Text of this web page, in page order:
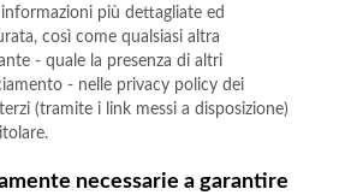
più dettagliate ed
così come qualsiasi altra
- quale la presenza di altri
- nelle privacy policy dei
(tramite i link messi a disposizione)
necessarie a garantire